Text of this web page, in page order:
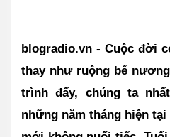
blogradio.vn - Cuộc đời
thay như ruộng bể
trình đấy, chúng ta
những năm tháng hiện